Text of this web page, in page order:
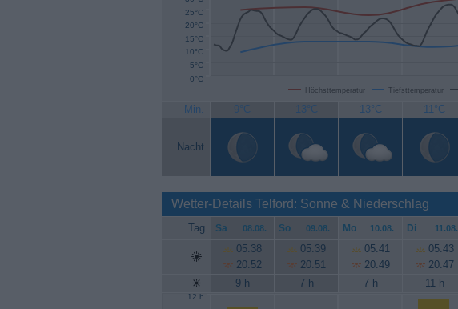
Höchsttemperatur Tiefsttemperatur
0°C
5°C
10°C
15°C
20°C
25°C
Min. 9°C 13°C 13°C 11°C
Nacht
Wetter-Details Telford: Sonne & Niederschlag
Tag Sa. 08.08. So. 09.08. Mo. 10.08. Di. 11.08.
05:38
20:52
05:39
20:51
05:41
20:49
05:43
20:47
9 h
7 h 7 h 11 h
12 h